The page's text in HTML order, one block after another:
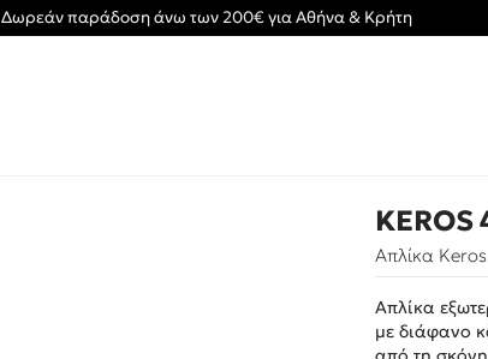
Δωρεάν παράδοση άνω των 200€ για Αθήνα & Κρήτη
KEROS
Απλίκα Keros
Απλίκα
με διάφανο